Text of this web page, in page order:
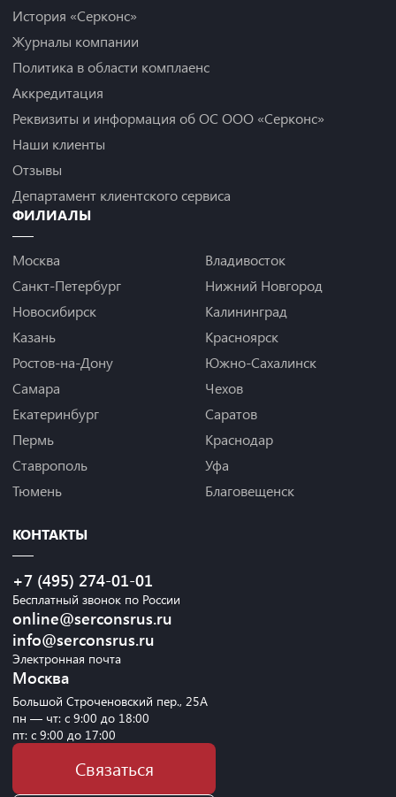
История «Серконс»
Журналы компании
Политика в области комплаенс
Аккредитация
Реквизиты и информация об ОС ООО «Серконс»
Наши клиенты
Отзывы
Департамент клиентского сервиса
ФИЛИАЛЫ
Москва
Санкт-Петербург
Новосибирск
Казань
Ростов-на-Дону
Самара
Екатеринбург
Пермь
Ставрополь
Тюмень
Владивосток
Нижний Новгород
Калининград
Красноярск
Южно-Сахалинск
Чехов
Саратов
Краснодар
Уфа
Благовещенск
КОНТАКТЫ
+7 (495) 274-01-01
Бесплатный звонок по России
online@serconsrus.ru
info@serconsrus.ru
Электронная почта
Москва
Большой Строченовский пер., 25А
пн — чт: с 9:00 до 18:00
пт: с 9:00 до 17:00
Связаться